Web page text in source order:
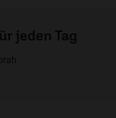
jeden Tag